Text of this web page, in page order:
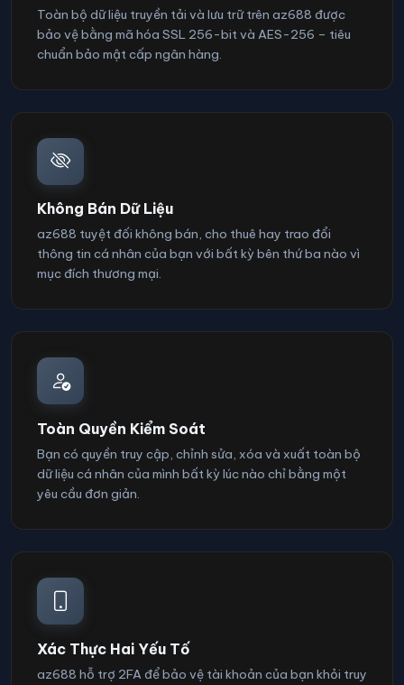
Toàn bộ dữ liệu truyền tải và lưu trữ trên az688 được
bảo vệ bằng mã hóa SSL 256-bit và AES-256 – tiêu
chuẩn bảo mật cấp ngân hàng.
Không Bán Dữ Liệu
az688 tuyệt đối không bán, cho thuê hay trao đổi
thông tin cá nhân của bạn với bất kỳ bên thứ ba nào vì
mục đích thương mại.
Toàn Quyền Kiểm Soát
Bạn có quyền truy cập, chỉnh sửa, xóa và xuất toàn bộ
dữ liệu cá nhân của mình bất kỳ lúc nào chỉ bằng một
yêu cầu đơn giản.
Xác Thực Hai Yếu Tố
az688 hỗ trợ 2FA để bảo vệ tài khoản của bạn khỏi truy